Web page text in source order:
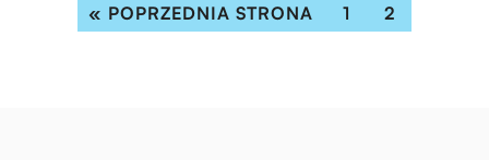
« POPRZEDNIA STRONA 1 2